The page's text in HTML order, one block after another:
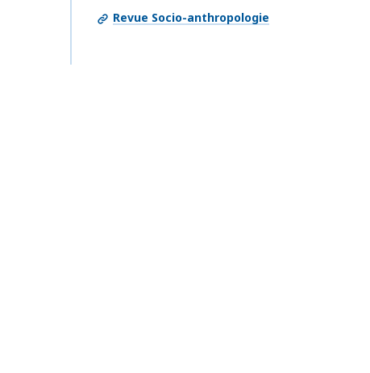
Revue Socio-anthropologie